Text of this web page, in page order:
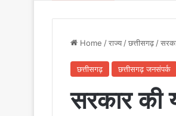
Home /राज्य/छत्तीसगढ़/
छत्तीसगढ़ छत्तीसगढ़ जनसंपर्क
सरकार की